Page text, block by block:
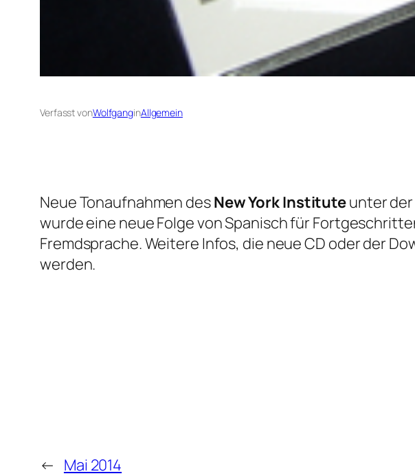
Verfasst vonWolfganginAllgemein
Neue Tonaufnahmen desNew York Instituteunter
wurde eine neue Folge von Spanisch für
Fremdsprache. Weitere Infos, die neue CD oder der
werden.
← Mai 2014